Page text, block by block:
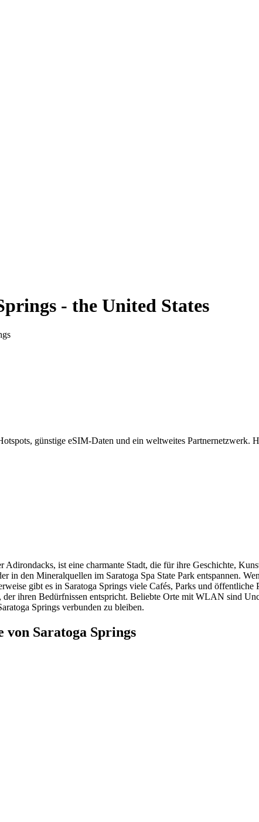
- the United States
günstige eSIM-Daten und ein weltweites Partnernetzwerk.
Adirondacks, ist eine charmante Stadt, die für ihre Geschichte,
in den Mineralquellen im Saratoga Spa State Park entspannen.
gibt es in Saratoga Springs viele Cafés, Parks und
ihren Bedürfnissen entspricht. Beliebte Orte mit WLAN sind
Springs verbunden zu bleiben.
von Saratoga Springs